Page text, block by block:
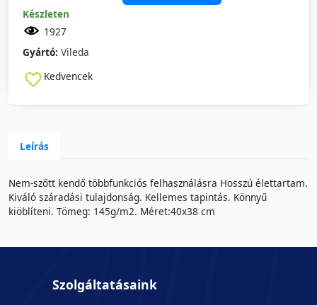
Készleten
1927
Gyártó: Vileda
Kedvencek
Leírás
Nem-szőtt kendő többfunkciós felhasználásra Hosszú élettartam.
Kiváló száradási tulajdonság. Kellemes tapintás. Könnyű
kiöblíteni. Tömeg: 145g/m2. Méret:40x38 cm
Szolgáltatásaink